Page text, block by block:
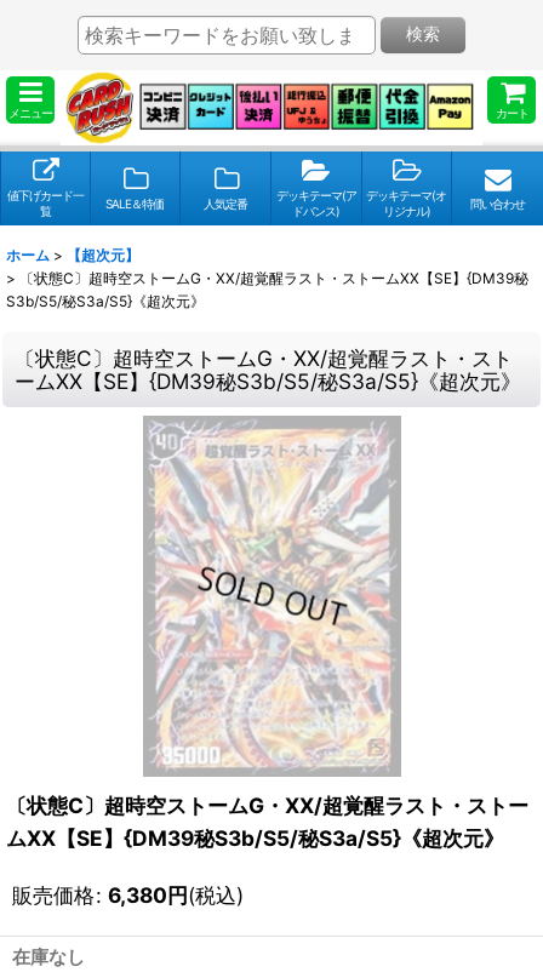
メニュー カート
検索
値下げカード一
覧
SALE＆特価 人気定番
デッキテーマ(ア
ドバンス)
デッキテーマ(オ
リジナル)
問い合わせ
ホーム >
【超次元】
>
〔状態C〕超時空ストームG・XX/超覚醒ラスト・ストームXX【SE】{DM39秘
S3b/S5/秘S3a/S5}《超次元》
〔状態C〕超時空ストームG・XX/超覚醒ラスト・スト
ームXX【SE】{DM39秘S3b/S5/秘S3a/S5}《超次元》
〔状態C〕超時空ストームG・XX/超覚醒ラスト・ストー
ムXX【SE】{DM39秘S3b/S5/秘S3a/S5}《超次元》
販売価格: 6,380円(税込)
在庫なし